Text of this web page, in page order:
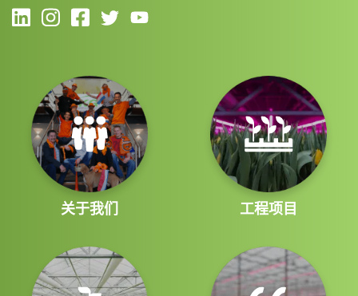
关于我们 工程项目